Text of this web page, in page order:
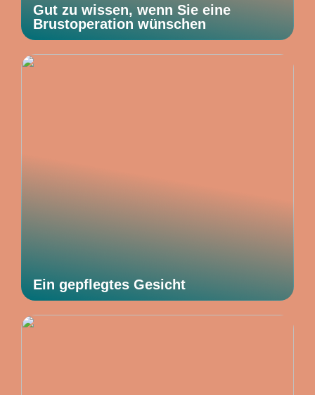
Gut zu wissen, wenn Sie eine
Brustoperation wünschen
Ein gepflegtes Gesicht